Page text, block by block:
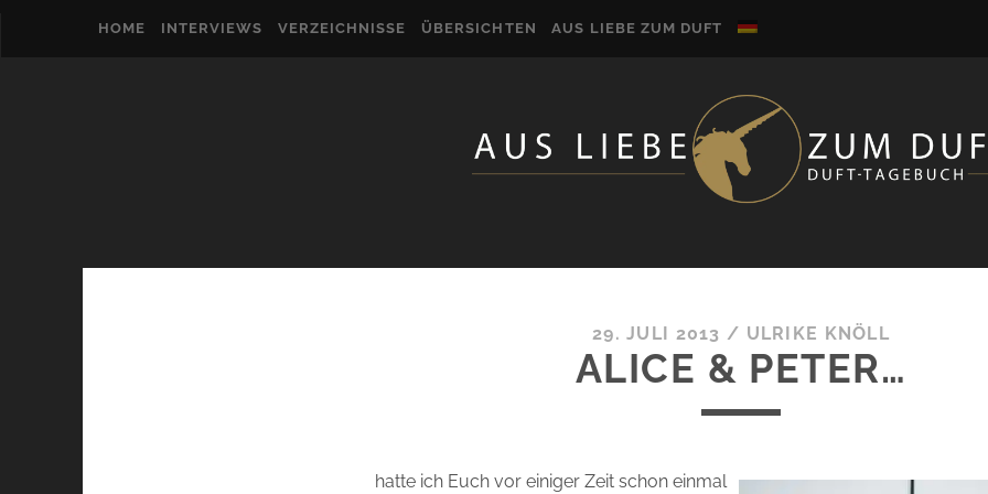
HOME INTERVIEWS VERZEICHNISSE ÜBERSICHTEN AUS LIEBE ZUM DUFT
29. JULI 2013 / ULRIKE KNÖLL
ALICE & PETER…
hatte ich Euch vor einiger Zeit schon einmal